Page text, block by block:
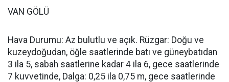
VAN GÖLÜ
Hava Durumu: Az bulutlu ve açık. Rüzgar: Doğu ve
kuzeydoğudan, öğle saatlerinde batı ve güneybatıdan
3 ila 5, sabah saatlerine kadar 4 ila 6, gece saatlerinde
7 kuvvetinde, Dalga: 0,25 ila 0,75 m, gece saatlerinde